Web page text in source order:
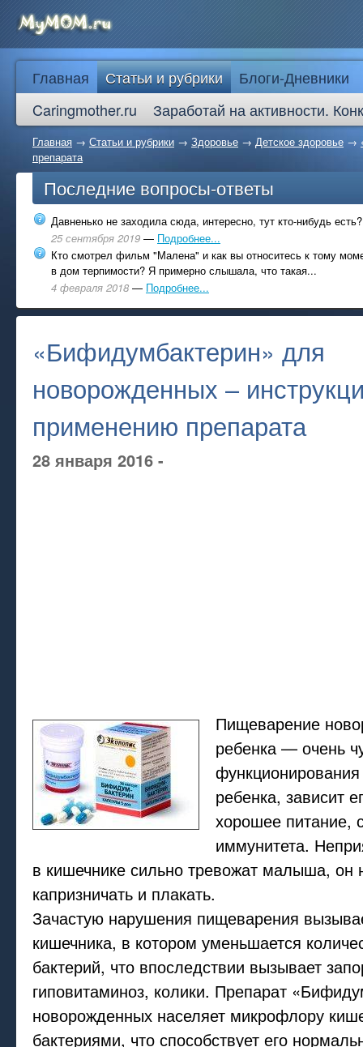
Главная Статьи и рубрики
Блоги-Дневники
Caringmother.ru
Заработай на активности.
Главная → Статьи и рубрики → Здоровье → Детское здоровье →
препарата
Последние вопросы-ответы
Давненько не заходила сюда, интересно, тут кто-нибудь есть?
25 сентября 2019 — Подробнее...
Кто смотрел фильм "Малена" и как вы относитесь к тому
в дом терпимости? Я примерно слышала, что такая...
4 февраля 2018 — Подробнее...
«Бифидумбактерин» для
новорожденных –
применению препарата
28 января 2016 -
Пищеварение
ребенка — очень
ребенка, зависит
хорошее питание,
иммунитета.
в кишечнике сильно тревожат малыша, он
капризничать и плакать.
Зачастую нарушения пищеварения
кишечника, в котором уменьшается
бактерий, что впоследствии вызывает
гиповитаминоз, колики. Препарат
новорожденных населяет микрофлору
бактериями, что способствует его